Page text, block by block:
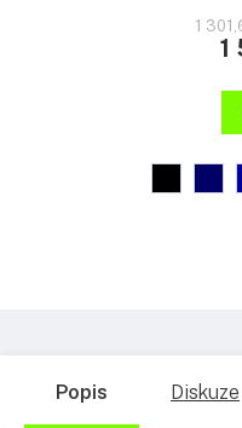
1
1
Popis Diskuze